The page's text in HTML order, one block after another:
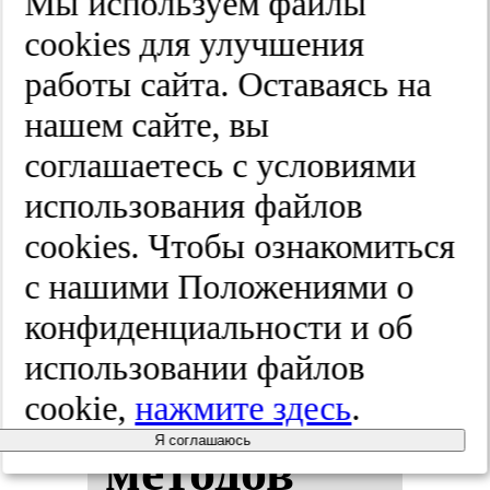
ван­но­го и
ком­би­ни­
ро­ван­но­го
при­ме­не­
ния по­пу­
ляр­ных ап­
па­рат­ных
ме­то­дов
cооkies для улучшения
работы сайта. Оставаясь на
нашем сайте, вы
соглашаетесь с условиями
использования файлов
cооkies. Чтобы ознакомиться
с нашими Положениями о
конфиденциальности и об
использовании файлов
cookie,нажмите здесь.
Я соглашаюсь